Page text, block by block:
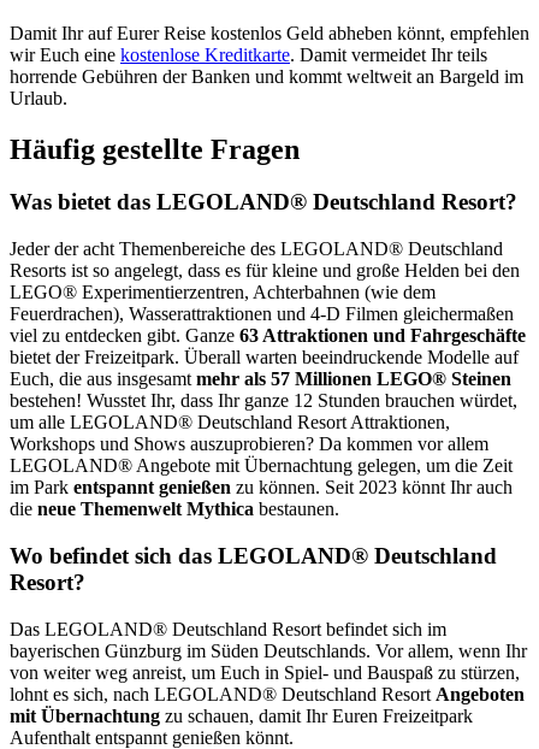
Damit Ihr auf Eurer Reise kostenlos Geld abheben könnt, empfehlen
wir Euch eine kostenlose Kreditkarte. Damit vermeidet Ihr teils
horrende Gebühren der Banken und kommt weltweit an Bargeld im
Urlaub.
Häufig gestellte Fragen
Was bietet das LEGOLAND® Deutschland Resort?
Jeder der acht Themenbereiche des LEGOLAND® Deutschland
Resorts ist so angelegt, dass es für kleine und große Helden bei den
LEGO® Experimentierzentren, Achterbahnen (wie dem
Feuerdrachen), Wasserattraktionen und 4-D Filmen gleichermaßen
viel zu entdecken gibt. Ganze 63 Attraktionen und Fahrgeschäfte
bietet der Freizeitpark. Überall warten beeindruckende Modelle auf
Euch, die aus insgesamt mehr als 57 Millionen LEGO® Steinen
bestehen! Wusstet Ihr, dass Ihr ganze 12 Stunden brauchen würdet,
um alle LEGOLAND® Deutschland Resort Attraktionen,
Workshops und Shows auszuprobieren? Da kommen vor allem
LEGOLAND® Angebote mit Übernachtung gelegen, um die Zeit
im Park entspannt genießen zu können. Seit 2023 könnt Ihr auch
die neue Themenwelt Mythica bestaunen.
Wo befindet sich das LEGOLAND® Deutschland
Resort?
Das LEGOLAND® Deutschland Resort befindet sich im
bayerischen Günzburg im Süden Deutschlands. Vor allem, wenn Ihr
von weiter weg anreist, um Euch in Spiel- und Bauspaß zu stürzen,
lohnt es sich, nach LEGOLAND® Deutschland Resort Angeboten
mit Übernachtung zu schauen, damit Ihr Euren Freizeitpark
Aufenthalt entspannt genießen könnt.